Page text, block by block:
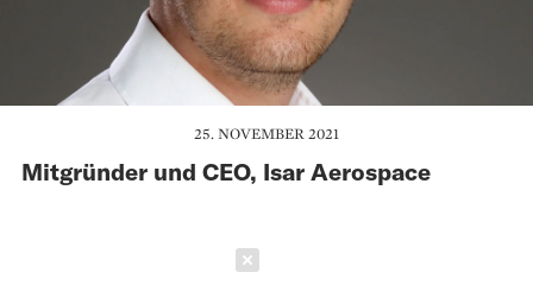
25. NOVEMBER 2021
Mitgründer und CEO, Isar Aerospace